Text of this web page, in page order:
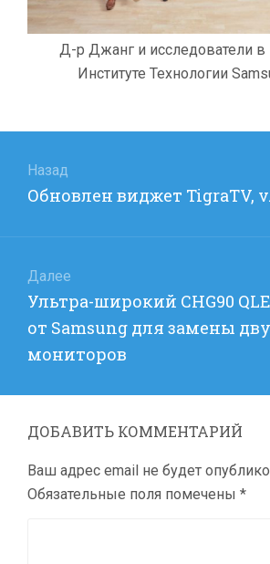
Д-р Джанг и исследователи
Институте Технологии
по
записям
Назад
Предыдущая
Обновлен виджет TigraTV,
Далее
Следующая
запись:
Ультра-широкий CHG90
от Samsung для замены
мониторов
ДОБАВИТЬ КОММЕНТАРИЙ
Ваш адрес email не будет
Обязательные поля помечены *